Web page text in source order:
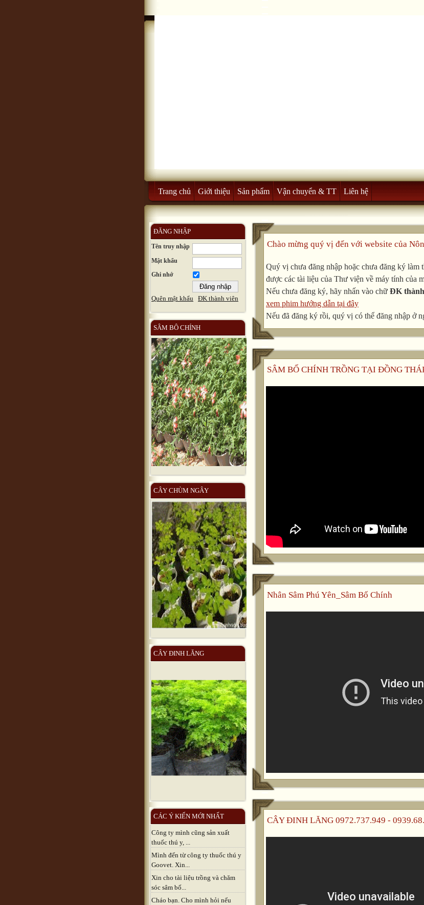
Trang chủ Giới thiệu Sản phẩm Vận chuyển & TT Liên hệ
ĐĂNG NHẬP
Tên truy nhập
Mật khẩu
Ghi nhớ
Quên mật khẩu ĐK thành viên
SÂM BÔ CHÍNH
CÂY CHÙM NGÂY
CÂY ĐINH LĂNG
CÁC Ý KIẾN MỚI NHẤT
Công ty mình cũng sản xuất
thuốc thú y, ...
Mình đến từ công ty thuốc thú y
Goovet. Xin...
Xin cho tài liệu trồng và chăm
sóc sâm bố...
Cháo bạn. Cho mình hỏi nếu
Chào mừng quý vị đến với website của
Quý vị chưa đăng nhập hoặc chưa đăng ký làm
được các tài liệu của Thư viện về máy tính của
Nếu chưa đăng ký, hãy nhấn vào chữ ĐK
xem phim hướng dẫn tại đây
Nếu đã đăng ký rồi, quý vị có thể đăng nhập ở
SÂM BỐ CHÍNH TRỒNG TẠI ĐỒNG
Nhân Sâm Phú Yên_Sâm Bố Chính
CÂY ĐINH LĂNG 0972.737.949 -